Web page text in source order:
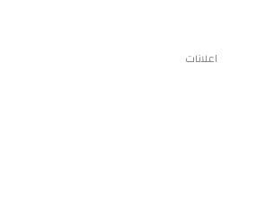
اعلانات